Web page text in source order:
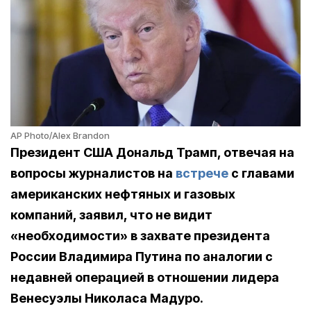
AP Photo/Alex Brandon
Президент США Дональд Трамп, отвечая на
вопросы журналистов на встрече с главами
американских нефтяных и газовых
компаний, заявил, что не видит
«необходимости» в захвате президента
России Владимира Путина по аналогии с
недавней операцией в отношении лидера
Венесуэлы Николаса Мадуро.